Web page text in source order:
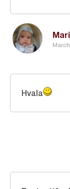
Hvala